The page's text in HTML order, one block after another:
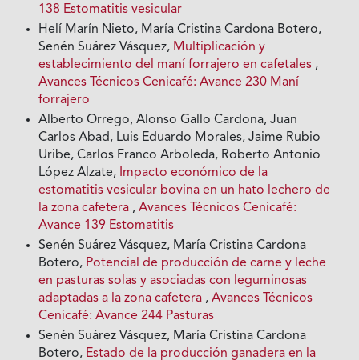
138 Estomatitis vesicular
Helí Marín Nieto, María Cristina Cardona Botero,
Senén Suárez Vásquez, Multiplicación y
establecimiento del maní forrajero en cafetales ,
Avances Técnicos Cenicafé: Avance 230 Maní
forrajero
Alberto Orrego, Alonso Gallo Cardona, Juan
Carlos Abad, Luis Eduardo Morales, Jaime Rubio
Uribe, Carlos Franco Arboleda, Roberto Antonio
López Alzate, Impacto económico de la
estomatitis vesicular bovina en un hato lechero de
la zona cafetera ,Avances Técnicos Cenicafé:
Avance 139 Estomatitis
Senén Suárez Vásquez, María Cristina Cardona
Botero, Potencial de producción de carne y leche
en pasturas solas y asociadas con leguminosas
adaptadas a la zona cafetera ,Avances Técnicos
Cenicafé: Avance 244 Pasturas
Senén Suárez Vásquez, María Cristina Cardona
Botero, Estado de la producción ganadera en la